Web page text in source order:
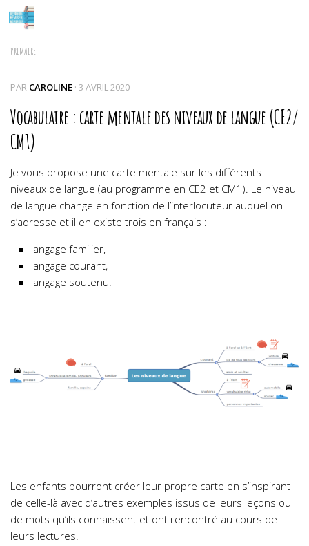
Skip to content
PRIMAIRE
PAR CAROLINE · 3 AVRIL 2020
Vocabulaire : carte mentale des niveaux de langue (CE2/
CM1)
Je vous propose une carte mentale sur les différents
niveaux de langue (au programme en CE2 et CM1). Le niveau
de langue change en fonction de l’interlocuteur auquel on
s’adresse et il en existe trois en français :
langage familier,
langage courant,
langage soutenu.
Les enfants pourront créer leur propre carte en s’inspirant
de celle-là avec d’autres exemples issus de leurs leçons ou
de mots qu’ils connaissent et ont rencontré au cours de
leurs lectures.